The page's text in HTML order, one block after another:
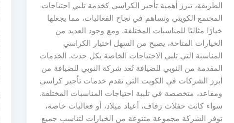
الطريقة، تبرز أهمية تأجير الكراسي كخدمة تلبي احتياجات
المجتمع الكويتي وتساهم في نجاح الفعاليات، مما يجعلها
خيارًا مثاليًا للمناسبات المختلفة. ومع وجود العديد من
الخيارات المتاحة، يصبح من السهل اختيار الكراسي
المناسبة التي تلبي الاحتياجات الخاصة بكل حدث. الخدمات
المقدمة من النوبي للضيافة تُعد شركة النوبي للضيافة من
أبرز الشركات في الكويت التي تقدم خدمات تأجير كراسي
ومقاعد، متخصصة في تلبية احتياجات المناسبات المختلفة.
سواء كانت حفلات زفاف، أعياد ميلاد، أو فعاليات خاصة،
توفر الشركة مجموعة متنوعة من الخيارات لتناسب جميع